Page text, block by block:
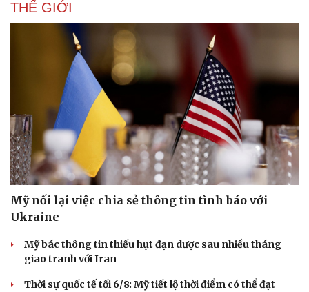
Doanh nghiệp
Thông tin doanh nghiệp
Doanh nhân
Công nghệ
Trải nghiệm
THẾ GIỚI
Mỹ nối lại việc chia sẻ thông tin tình báo với
Ukraine
Mỹ bác thông tin thiếu hụt đạn dược sau nhiều tháng
giao tranh với Iran
Thời sự quốc tế tối 6/8: Mỹ tiết lộ thời điểm có thể đạt